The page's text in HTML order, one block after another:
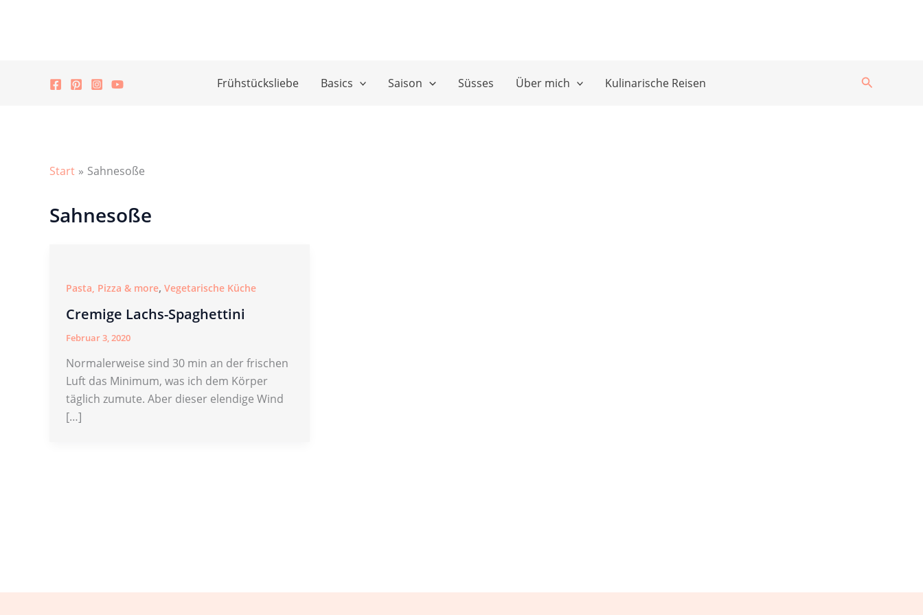
Frühstücksliebe Basics Saison Süsses Über mich Kulinarische Reisen Suchen
Start Sahnesoße
Sahnesoße
Pasta, Pizza & more, Vegetarische Küche
Cremige Lachs-Spaghettini
Februar 3, 2020
Normalerweise sind 30 min an der frischen
Luft das Minimum, was ich dem Körper
täglich zumute. Aber dieser elendige Wind
[…]